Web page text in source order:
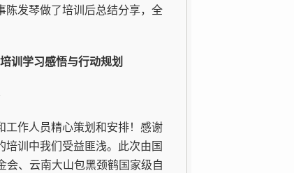
发琴做了培训后总结分享，全
训学习感悟与行动规划
作人员精心策划和安排！感谢
训中我们受益匪浅。此次由国
会、云南大山包黑颈鹤国家级自